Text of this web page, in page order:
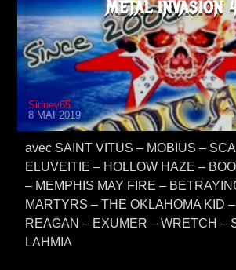
METAL INVASION
Sidney65
8 MAI 2019
avec SAINT VITUS – MOBIUS –
ELUVEITIE – HOLLOW HAZE –
– MEMPHIS MAY FIRE –
MARTYRS – THE OKLAHOMA KID –
REAGAN – EXUMER – WRETCH –
LAHMIA